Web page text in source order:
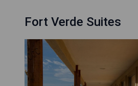
Fort Verde Suites